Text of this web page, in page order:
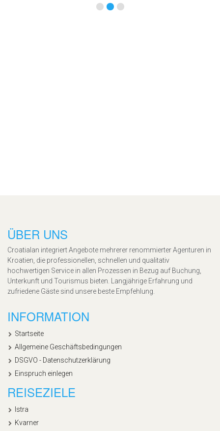
ÜBER UNS
Croatialan integriert Angebote mehrerer renommierter Agenturen in
Kroatien, die professionellen, schnellen und qualitativ
hochwertigen Service in allen Prozessen in Bezug auf Buchung,
Unterkunft und Tourismus bieten. Langjährige Erfahrung und
zufriedene Gäste sind unsere beste Empfehlung.
INFORMATION
Startseite
Allgemeine Geschäftsbedingungen
DSGVO - Datenschutzerklärung
Einspruch einlegen
REISEZIELE
Istra
Kvarner